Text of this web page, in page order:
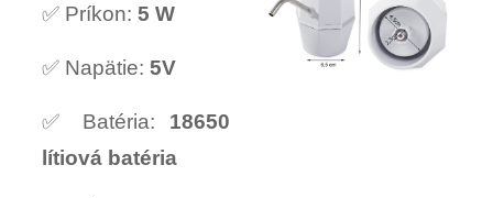
✅ Príkon: 5 W
✅ Napätie: 5V
✅ Batéria: 18650
lítiová batéria